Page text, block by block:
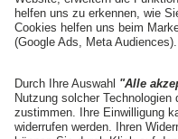
Schaden melden
Adresse ändern
Die Mannheimer